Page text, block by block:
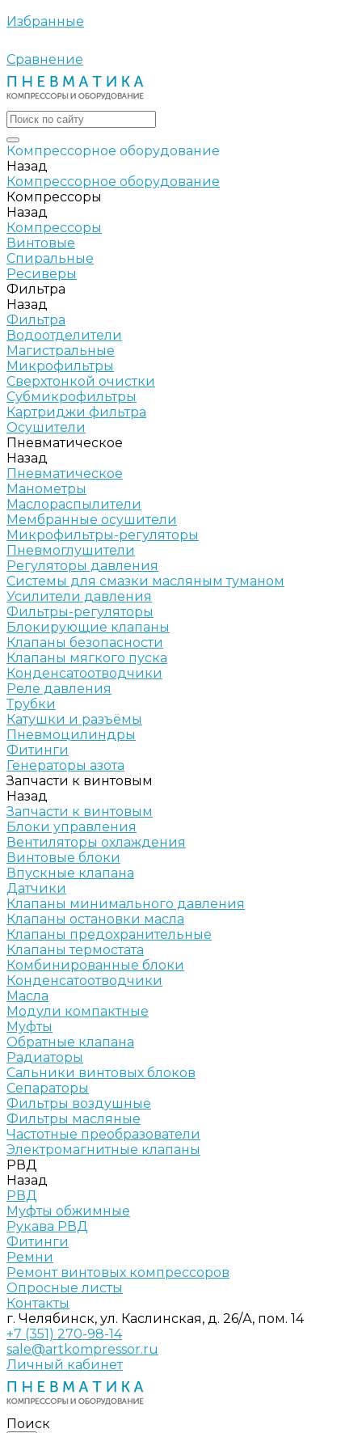
Избранные
Сравнение
Компрессорное оборудование
Назад
Компрессорное оборудование
Компрессоры
Назад
Компрессоры
Винтовые
Спиральные
Ресиверы
Фильтра
Назад
Фильтра
Водоотделители
Магистральные
Микрофильтры
Сверхтонкой очистки
Субмикрофильтры
Картриджи фильтра
Осушители
Пневматическое
Назад
Пневматическое
Манометры
Маслораспылители
Мембранные осушители
Микрофильтры-регуляторы
Пневмоглушители
Регуляторы давления
Системы для смазки масляным туманом
Усилители давления
Фильтры-регуляторы
Блокирующие клапаны
Клапаны безопасности
Клапаны мягкого пуска
Конденсатоотводчики
Реле давления
Трубки
Катушки и разъёмы
Пневмоцилиндры
Фитинги
Генераторы азота
Запчасти к винтовым
Назад
Запчасти к винтовым
Блоки управления
Вентиляторы охлаждения
Винтовые блоки
Впускные клапана
Датчики
Клапаны минимального давления
Клапаны остановки масла
Клапаны предохранительные
Клапаны термостата
Комбинированные блоки
Конденсатоотводчики
Масла
Модули компактные
Муфты
Обратные клапана
Радиаторы
Сальники винтовых блоков
Сепараторы
Фильтры воздушные
Фильтры масляные
Частотные преобразователи
Электромагнитные клапаны
РВД
Назад
РВД
Муфты обжимные
Рукава РВД
Фитинги
Ремни
Ремонт винтовых компрессоров
Опросные листы
Контакты
г. Челябинск, ул. Каслинская, д. 26/А, пом. 14
+7 (351) 270-98-14
sale@artkompressor.ru
Личный кабинет
Поиск